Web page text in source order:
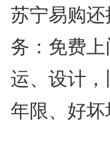
苏宁易购还
务：免费
运、设计
年限、好坏